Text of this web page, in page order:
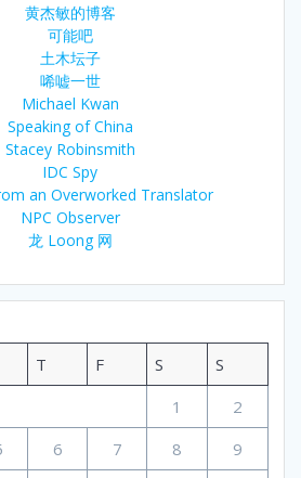
黄杰敏的博客
可能吧
土木坛子
唏嘘一世
Michael Kwan
Speaking of China
Stacey Robinsmith
IDC Spy
an Overworked Translator
NPC Observer
龙 Loong 网
T F S
S
1
2
6 7 8
9